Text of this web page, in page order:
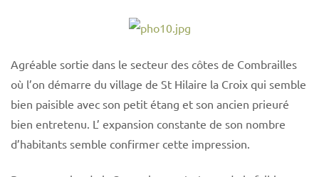
Agréable sortie dans le secteur des côtes de Combrailles
où l’on démarre du village de St Hilaire la Croix qui semble
bien paisible avec son petit étang et son ancien prieuré
bien entretenu. L’ expansion constante de son nombre
d’habitants semble confirmer cette impression.